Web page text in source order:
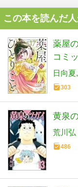
この本を読んだ
薬屋
コミ
日向夏
303
黄泉
荒川弘
486